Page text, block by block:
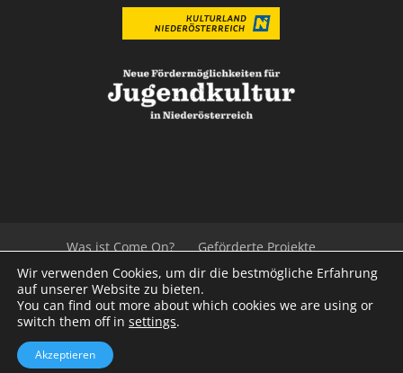
Was ist Come On?
Geförderte Projekte
Der Beirat
Impressum/Datenschutz
Links
Presse
© 2020Kulturvernetzung Niederösterreich
Wir verwenden Cookies, um dir die bestmögliche Erfahrung
auf unserer Website zu bieten.
You can find out more about which cookies we are using or
switch them off in settings.
Akzeptieren